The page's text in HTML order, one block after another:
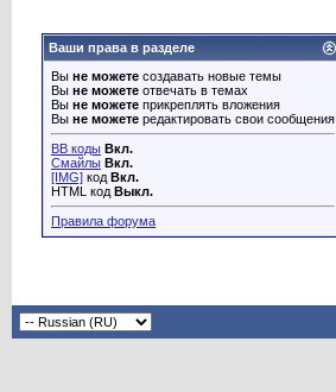
Ваши права в разделе
Вы не можете создавать новые темы
Вы не можете отвечать в темах
Вы не можете прикреплять вложения
Вы не можете редактировать свои сообщения
BB коды Вкл.
Смайлы Вкл.
[IMG] код Вкл.
HTML код Выкл.
Правила форума